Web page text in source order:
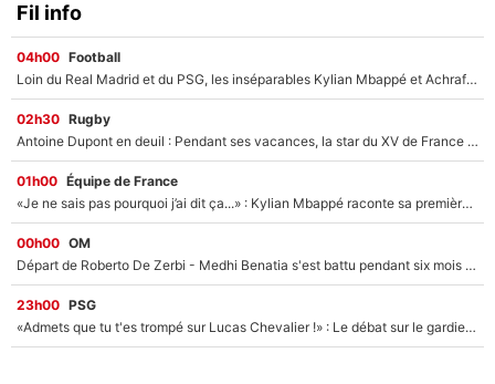
Fil info
04h00 Football
Loin du Real Madrid et du PSG, les inséparables Kylian Mbappé et Achraf Hakimi changent d'équipe le temps d'une journée !
02h30 Rugby
Antoine Dupont en deuil : Pendant ses vacances, la star du XV de France a perdu sa grand-mère
01h00 Équipe de France
«Je ne sais pas pourquoi j’ai dit ça...» : Kylian Mbappé raconte sa première rencontre avec Zinédine Zidane (et c’est très drôle)
00h00 OM
Départ de Roberto De Zerbi - Medhi Benatia s'est battu pendant six mois pour le retenir à l'OM, le PSG a été le naufrage de trop : «Je pars avec toi»
23h00 PSG
«Admets que tu t'es trompé sur Lucas Chevalier !» : Le débat sur le gardien du PSG vire au clash à l'After Foot